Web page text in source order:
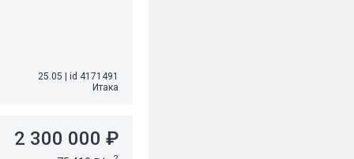
25.05
id 4171491
Итака
2 300 000 ₽